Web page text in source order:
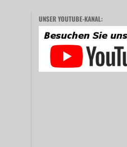
UNSER YOUTUBE-KANAL: